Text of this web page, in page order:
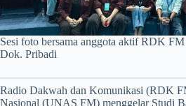
Sesi foto bersama anggota aktif RDK
Dok. Pribadi
Radio Dakwah dan Komunikasi (RDK
Nasional (UNAS FM) menggelar Studi